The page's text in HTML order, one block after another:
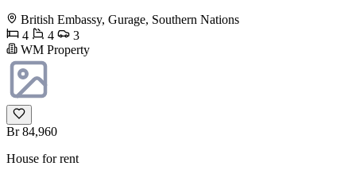
British Embassy, Gurage, Southern Nations
4
4
3
WM Property
Br 84,960
House for rent